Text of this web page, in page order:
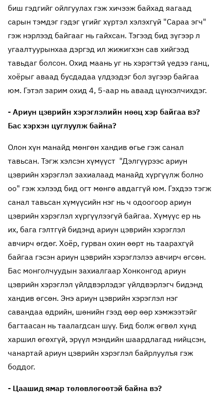
биш гэдгийг ойлгуулах гэж хичээж байхад яагаад
сарын тэмдэг гэдэг үгийг хүртэл хэлэхгүй "Сараа эгч"
гэж нэрлээд байгааг нь гайхсан. Тэгээд бид зүгээр л
угаалтуурынхаа дэргэд ил жижигхэн сав хийгээд
тавьдаг болсон. Охид маань уг нь хэрэгтэй үедээ ганц,
хоёрыг аваад бусдадаа үлдээдэг бол зүгээр байгаа
юм. Гэтэл зарим охид 4, 5-аар нь аваад цүнхэлчихдэг.
- Ариун цэврийн хэрэглэлийн нөөц хэр байгаа вэ?
Бас хэрхэн цуглуулж байна?
Олон хүн манайд мөнгөн хандив өгье гэж санал
тавьсан. Тэгж хэлсэн хүмүүст "Дэлгүүрээс ариун
цэврийн хэрэглэл захиалаад манайд хүргүүлж болно
оо" гэж хэлээд бид огт мөнгө авдаггүй юм. Гэхдээ тэгж
санал тавьсан хүмүүсийн нэг нь ч одоогоор ариун
цэврийн хэрэглэл хүргүүлээгүй байгаа. Хүмүүс ер нь
их, бага гэлтгүй бидэнд ариун цэврийн хэрэглэл
авчирч өгдөг. Хоёр, гурван охин өөрт нь таарахгүй
байгаа гэсэн ариун цэврийн хэрэглэлээ авчирч өгсөн.
Бас монголчуудын захиалгаар Хонконгод ариун
цэврийн хэрэглэл үйлдвэрлэдэг үйлдвэрлэгч бидэнд
хандив өгсөн. Энэ ариун цэврийн хэрэглэл нэг
савандаа өдрийн, шөнийн гээд өөр өөр хэмжээтэйг
багтаасан нь таалагдсан шүү. Бид болж өгвөл хүнд
харшил өгөхгүй, эрүүл мэндийн шаардлагад нийцсэн,
чанартай ариун цэврийн хэрэглэл байрлуулъя гэж
боддог.
- Цаашид ямар төлөвлөгөөтэй байна вэ?